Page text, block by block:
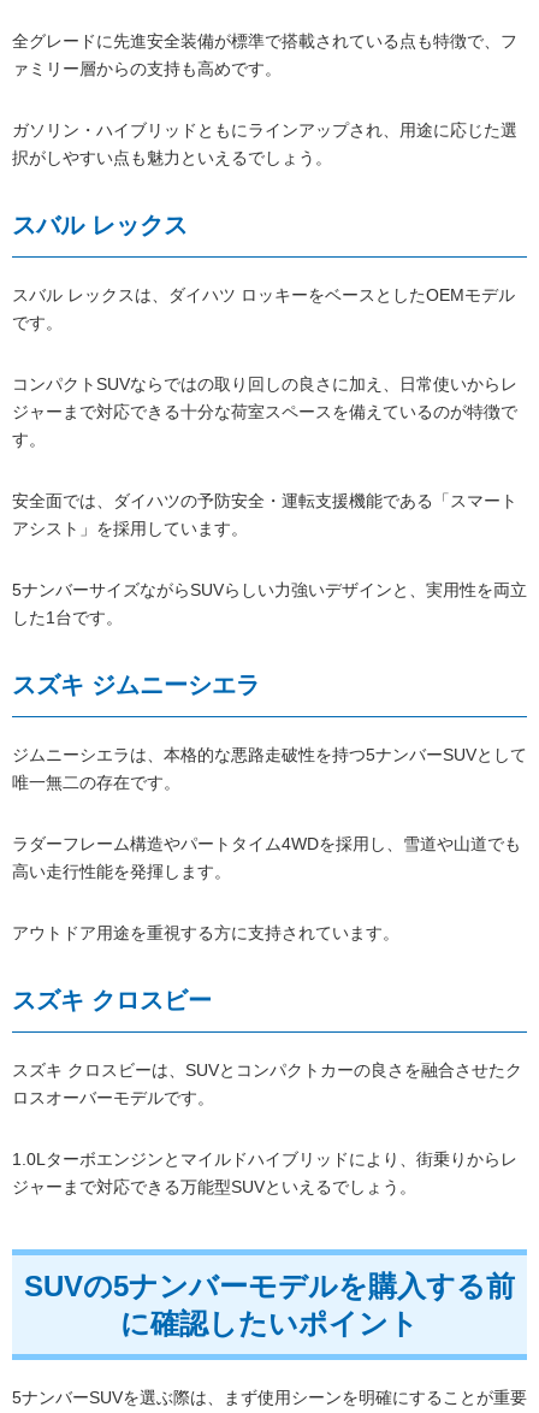
全グレードに先進安全装備が標準で搭載されている点も特徴で、フ
ァミリー層からの支持も高めです。
ガソリン・ハイブリッドともにラインアップされ、用途に応じた選
択がしやすい点も魅力といえるでしょう。
スバル レックス
スバル レックスは、ダイハツ ロッキーをベースとしたOEMモデル
です。
コンパクトSUVならではの取り回しの良さに加え、日常使いからレ
ジャーまで対応できる十分な荷室スペースを備えているのが特徴で
す。
安全面では、ダイハツの予防安全・運転支援機能である「スマート
アシスト」を採用しています。
5ナンバーサイズながらSUVらしい力強いデザインと、実用性を両立
した1台です。
スズキ ジムニーシエラ
ジムニーシエラは、本格的な悪路走破性を持つ5ナンバーSUVとして
唯一無二の存在です。
ラダーフレーム構造やパートタイム4WDを採用し、雪道や山道でも
高い走行性能を発揮します。
アウトドア用途を重視する方に支持されています。
スズキ クロスビー
スズキ クロスビーは、SUVとコンパクトカーの良さを融合させたク
ロスオーバーモデルです。
1.0Lターボエンジンとマイルドハイブリッドにより、街乗りからレ
ジャーまで対応できる万能型SUVといえるでしょう。
SUVの5ナンバーモデルを購入する前
に確認したいポイント
5ナンバーSUVを選ぶ際は、まず使用シーンを明確にすることが重要